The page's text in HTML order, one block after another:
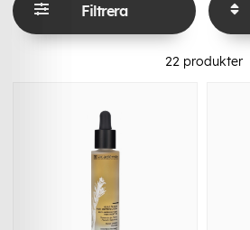
Filtrera
22 produkter